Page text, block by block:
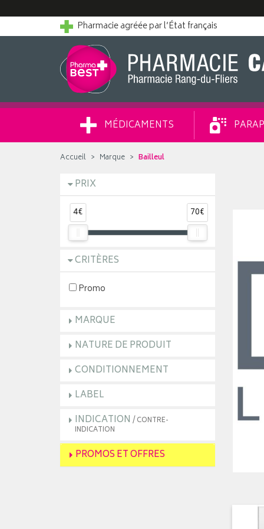
Pharmacie agréée par l’État français
MÉDICAMENTS
Accueil Marque Bailleul
PRIX
4€ 70€
CRITÈRES
Promo
MARQUE
NATURE DE PRODUIT
CONDITIONNEMENT
LABEL
INDICATION / CONTRE-
INDICATION
PROMOS ET OFFRES